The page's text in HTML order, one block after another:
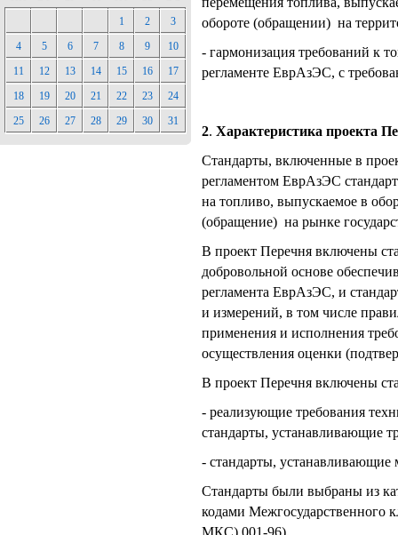
1
2
3
4
5 6 7 8 9
10
11
12 13 14 15 16
17
18
19 20 21 22 23
24
25
26 27 28 29 30 31
обороте (обращении) на
- гармонизация требований к
регламенте ЕврАзЭС, с
2. Характеристика проекта
Стандарты, включенные в
регламентом ЕврАзЭС
на топливо, выпускаемое в
(обращение) на рынке
В проект Перечня включены
добровольной основе
регламента ЕврАзЭС, и
и измерений, в том числе
применения и исполнения
осуществления оценки
В проект Перечня включены
- реализующие требования
стандарты, устанавливающие
- стандарты,
Стандарты были выбраны из
кодами